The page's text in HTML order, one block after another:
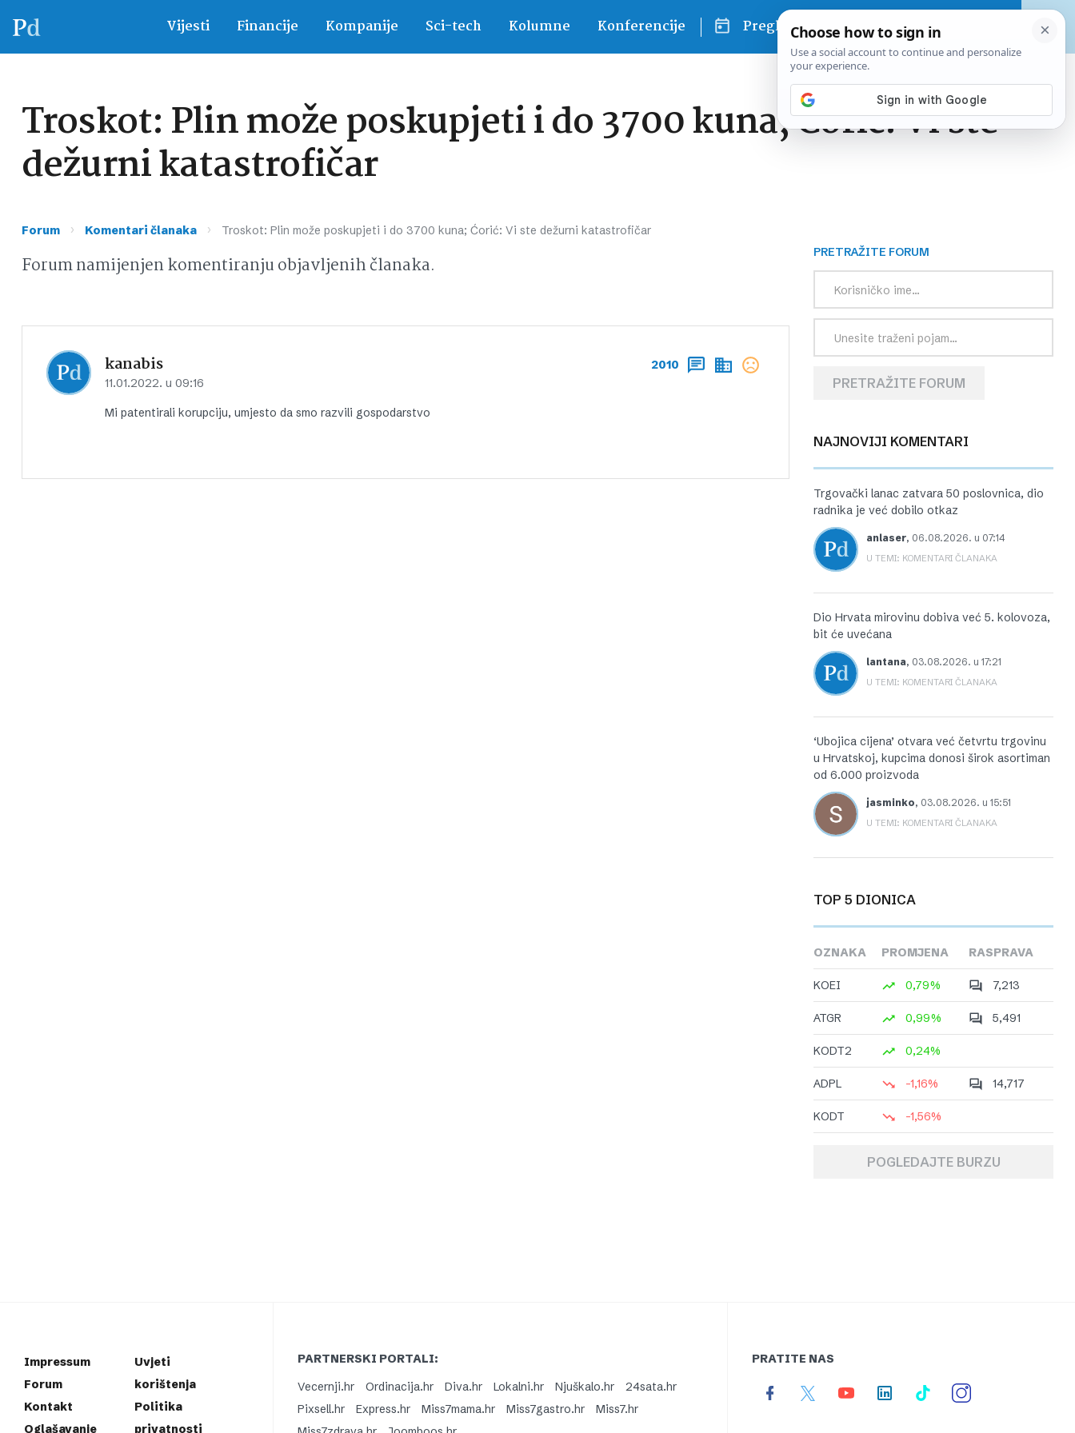
Vijesti Financije Kompanije Sci-tech Kolumne Konferencije Pregled dana
Troskot: Plin može poskupjeti i do 3700 kuna; Ćorić: Vi ste
dežurni katastrofičar
Forum › Komentari članaka › Troskot: Plin može poskupjeti i do 3700 kuna; Ćorić: Vi ste dežurni katastrofičar
Forum namijenjen komentiranju objavljenih članaka.
kanabis
11.01.2022. u 09:16
2010
Mi patentirali korupciju, umjesto da smo razvili gospodarstvo
PRETRAŽITE FORUM
PRETRAŽITE FORUM
NAJNOVIJI KOMENTARI
Trgovački lanac zatvara 50 poslovnica, dio
radnika je već dobilo otkaz
anlaser, 06.08.2026. u 07:14
U TEMI: KOMENTARI ČLANAKA
Dio Hrvata mirovinu dobiva već 5. kolovoza,
bit će uvećana
lantana, 03.08.2026. u 17:21
U TEMI: KOMENTARI ČLANAKA
‘Ubojica cijena’ otvara već četvrtu trgovinu
u Hrvatskoj, kupcima donosi širok asortiman
od 6.000 proizvoda
jasminko, 03.08.2026. u 15:51
U TEMI: KOMENTARI ČLANAKA
TOP 5 DIONICA
OZNAKA PROMJENA RASPRAVA
KOEI 0,79% 7,213
ATGR 0,99% 5,491
KODT2 0,24%
ADPL -1,16% 14,717
KODT -1,56%
POGLEDAJTE BURZU
Impressum
Forum
Kontakt
Oglašavanje
Uvjeti
korištenja
Politika
privatnosti
PARTNERSKI PORTALI:
Vecernji.hr
Ordinacija.hr Diva.hr Lokalni.hr Njuškalo.hr
24sata.hr
Pixsell.hr
Express.hr Miss7mama.hr Miss7gastro.hr
Miss7.hr
PRATITE NAS